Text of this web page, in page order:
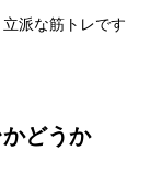
派な筋トレです
どうか